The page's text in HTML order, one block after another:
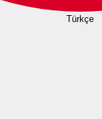
Türkçe